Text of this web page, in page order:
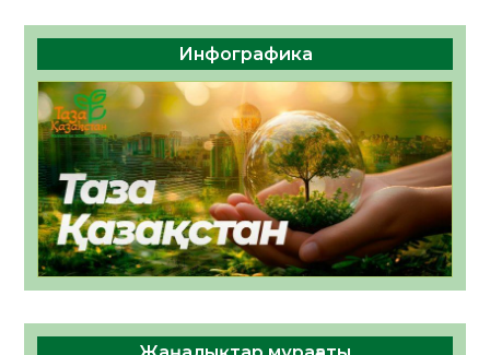
Инфографика